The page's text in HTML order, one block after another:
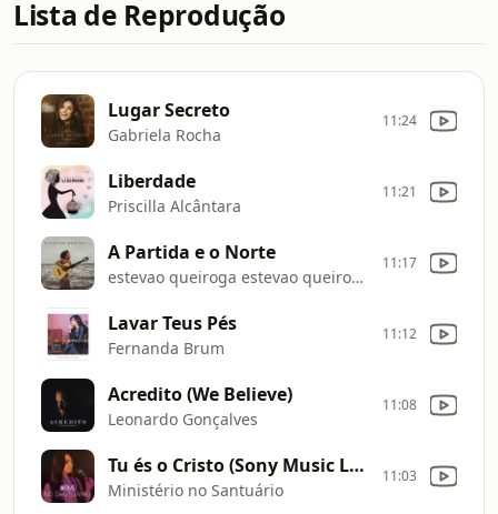
Lista de Reprodução
Lugar Secreto
Gabriela Rocha
11:24
Liberdade
Priscilla Alcântara
11:21
A Partida e o Norte
estevao queiroga estevao queiroga
11:17
Lavar Teus Pés
Fernanda Brum
11:12
Acredito (We Believe)
Leonardo Gonçalves
11:08
Tu és o Cristo (Sony Music Live) (Ao Vivo)
Ministério no Santuário
11:03